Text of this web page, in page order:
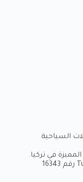
السياحية
في تركيا.